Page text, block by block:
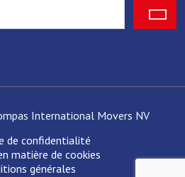
International Movers NV
de confidentialité
matière de cookies
générales